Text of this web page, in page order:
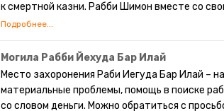
к смертной казни. Рабби Шимон вместе со
они питались плодами рожкового дерева,
изучали как явленную, так и скрытую Тору.
записана рабби Шимоном. Эти записи
Могила Рабби Йехуда Бар Илай
Место захоронения Раби Иегуда Бар Илай –
материальные проблемы, помощь в поиске
со словом деньги. Можно обратиться с